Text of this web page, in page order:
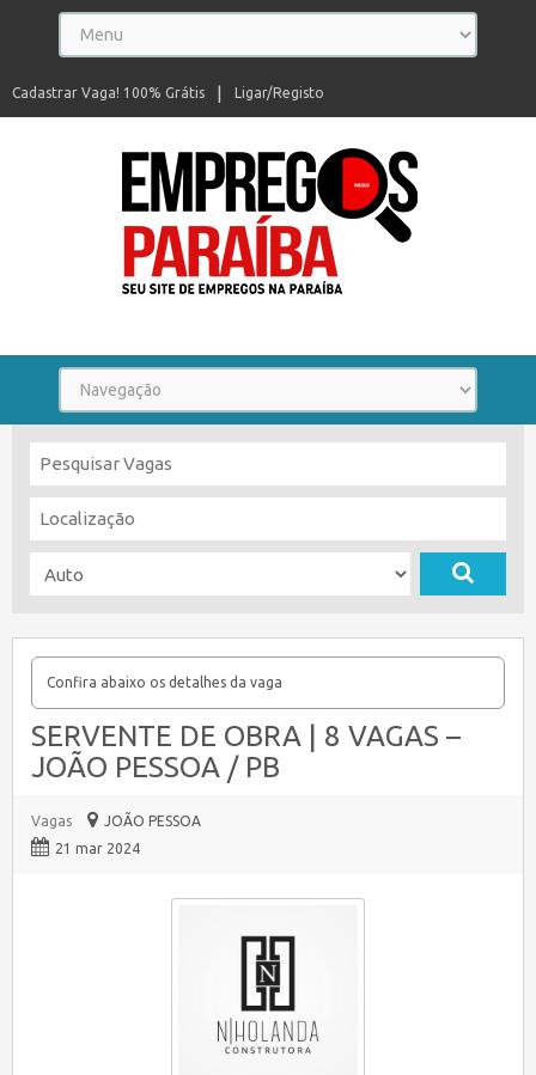
Ligar/Registo
Cadastrar Vaga! 100% Grátis
Confira abaixo os detalhes da vaga
SERVENTE DE OBRA | 8 VAGAS –
JOÃO PESSOA / PB
Vagas
JOÃO PESSOA
21 mar 2024